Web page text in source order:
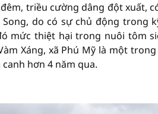
triều cường dâng đột xuất,
do có sự chủ động trong
mức thiệt hại trong nuôi tôm
Xáng, xã Phú Mỹ là một
hơn 4 năm qua.